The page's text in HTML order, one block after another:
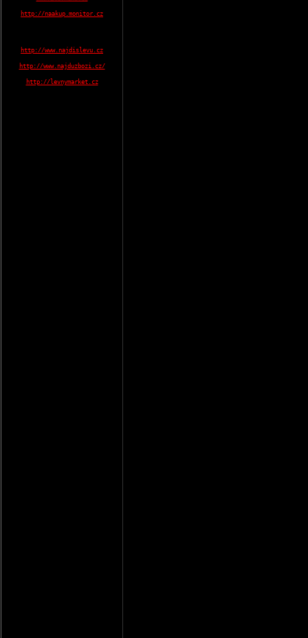
http://naakup.monitor.cz
http://www.najdislevu.cz
http://www.najduzbozi.cz/
http://levnymarket.cz